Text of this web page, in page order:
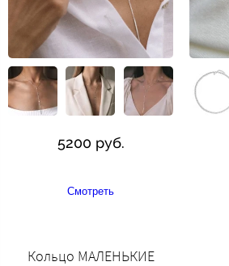
5200 руб.
Смотреть
Кольцо МАЛЕНЬКИЕ